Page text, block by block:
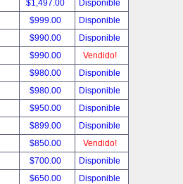
$1,497.00
Disponible
$999.00
Disponible
$990.00
Disponible
$990.00
Vendido!
$980.00
Disponible
$980.00
Disponible
$950.00
Disponible
$899.00
Disponible
$850.00
Vendido!
$700.00
Disponible
$650.00
Disponible